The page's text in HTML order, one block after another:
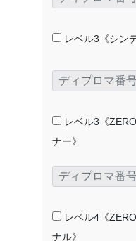
レベル3《シン
レベル3《
ナー》
レベル4《
ナル》